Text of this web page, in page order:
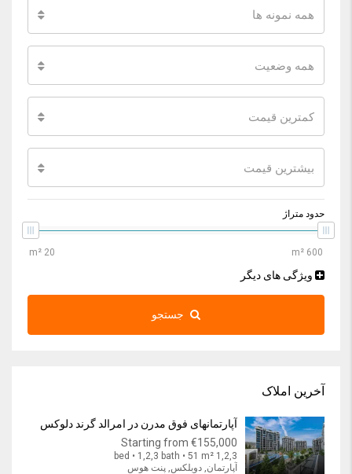
همه نمونه ها
همه وضعیت
کمترین قیمت
بیشترین قیمت
حدود متراژ
ویژگی های دیگر
جستجو
آخرین املاک
آپارتمانهای فوق مدرن در امرالد گرند دلوکس
Starting from €155,000
1,2,3 bed • 1,2,3 bath • 51 m²
آپارتمان, دوبلکس, پنت هوس